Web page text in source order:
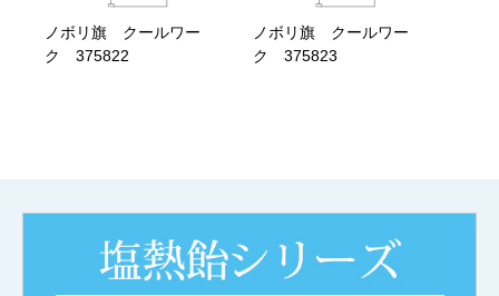
ノボリ旗 クールワー
ク 375822
ノボリ旗 クールワー
ク 375823